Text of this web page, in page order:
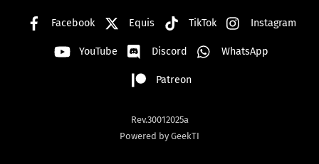
Facebook Equis TikTok Instagram
YouTube Discord WhatsApp
Patreon
Rev.30012025a
Powered by GeekTI